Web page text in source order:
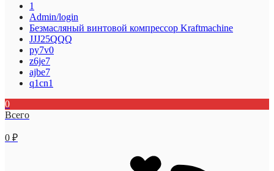
1
Admin/login
Безмасляный винтовой компрессор Kraftmaсhine
JJJ25QQQ
py7v0
z6je7
ajbe7
q1cn1
0
Всего
0 ₽